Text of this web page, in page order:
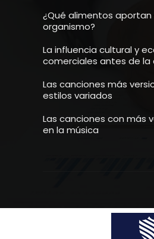
¿Qué alimentos
organismo?
La influencia cultural y
comerciales antes de la
Las canciones más
estilos variados
Las canciones con más
en la música